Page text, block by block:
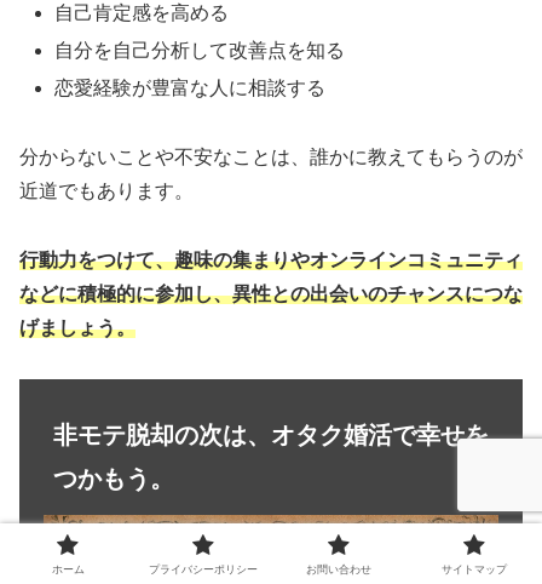
自己肯定感を高める
自分を自己分析して改善点を知る
恋愛経験が豊富な人に相談する
分からないことや不安なことは、誰かに教えてもらうのが
近道でもあります。
行動力をつけて、趣味の集まりやオンラインコミュニティ
などに積極的に参加し、異性との出会いのチャンスにつな
げましょう。
非モテ脱却の次は、オタク婚活で幸せを
つかもう。
ホーム プライバシーポリシー お問い合わせ サイトマップ